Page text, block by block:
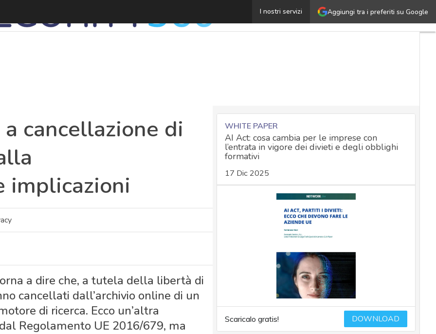
Aggiungi tra i preferiti su Google
I nostri servizi
Garante privacy: no a cancellazione di un articolo web,
cancellazione di
implicazioni
a dire che, a tutela della libertà di
cancellati dall’archivio online di un
di ricerca. Ecco un’altra
Regolamento UE 2016/679, ma
WHITE PAPER
AI Act: cosa cambia per le imprese con
l’entrata in vigore dei divieti e degli obblighi
formativi
17 Dic 2025
Scaricalo gratis! DOWNLOAD